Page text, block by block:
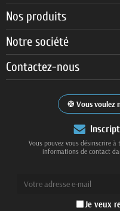
Nos produits
Notre société
Contactez-nous
Vous voulez
Vous pouvez vous désinscrire
informations de contact
Je veux